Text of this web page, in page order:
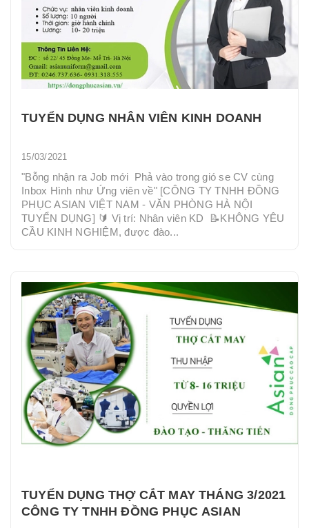
TUYỂN DỤNG NHÂN VIÊN KINH DOANH
15/03/2021
"Bỗng nhận ra Job mới Phả vào trong gió se CV cùng
Inbox Hình như Ứng viên về" [CÔNG TY TNHH ĐỒNG
PHỤC ASIAN VIỆT NAM - VĂN PHÒNG HÀ NỘI
TUYỂN DỤNG] 🔰 Vị trí: Nhân viên KD 📝KHÔNG YÊU
CẦU KINH NGHIỆM, được đào...
TUYỂN DỤNG THỢ CẮT MAY THÁNG 3/2021
CÔNG TY TNHH ĐỒNG PHỤC ASIAN